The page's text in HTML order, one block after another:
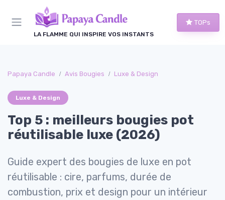
LA FLAMME QUI INSPIRE VOS INSTANTS
TOPs
Papaya Candle Avis Bougies Luxe & Design
Luxe & Design
Top 5 : meilleurs bougies pot
réutilisable luxe (2026)
Guide expert des bougies de luxe en pot
réutilisable : cire, parfums, durée de
combustion, prix et design pour un intérieur
Panneau de gestion des cookies